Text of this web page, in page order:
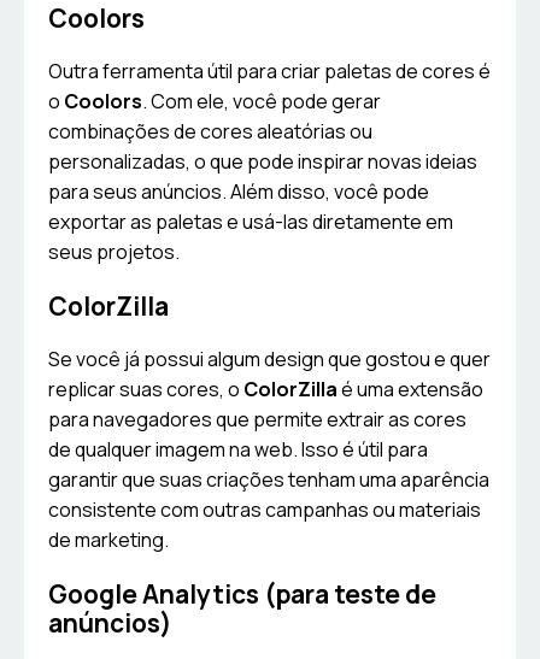
Coolors
Outra ferramenta útil para criar paletas de cores é
o Coolors. Com ele, você pode gerar
combinações de cores aleatórias ou
personalizadas, o que pode inspirar novas ideias
para seus anúncios. Além disso, você pode
exportar as paletas e usá-las diretamente em
seus projetos.
ColorZilla
Se você já possui algum design que gostou e quer
replicar suas cores, o ColorZillaé uma extensão
para navegadores que permite extrair as cores
de qualquer imagem na web. Isso é útil para
garantir que suas criações tenham uma aparência
consistente com outras campanhas ou materiais
de marketing.
Google Analytics (para teste de
anúncios)